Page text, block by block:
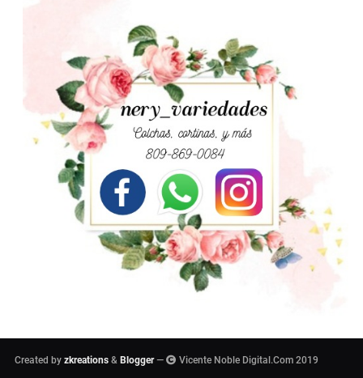
Created by zkreations & Blogger— Vicente Noble Digital.Com 2019